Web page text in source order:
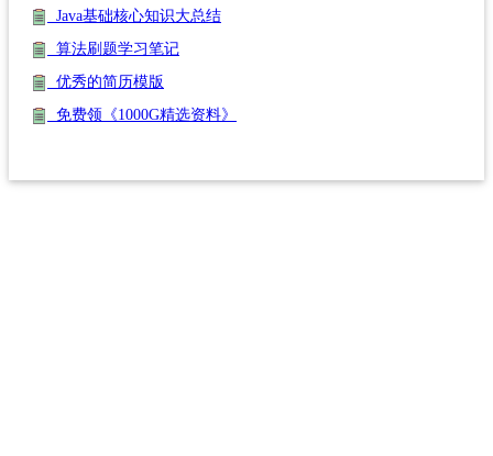
Java基础核心知识大总结
算法刷题学习笔记
优秀的简历模版
免费领《1000G精选资料》